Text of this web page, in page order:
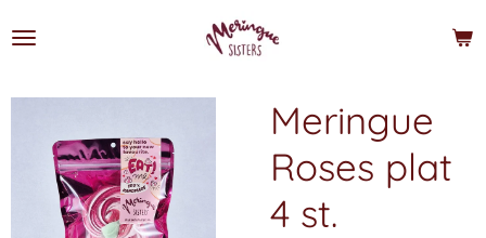
direct
de
Meringue
Roses plat
4 st.